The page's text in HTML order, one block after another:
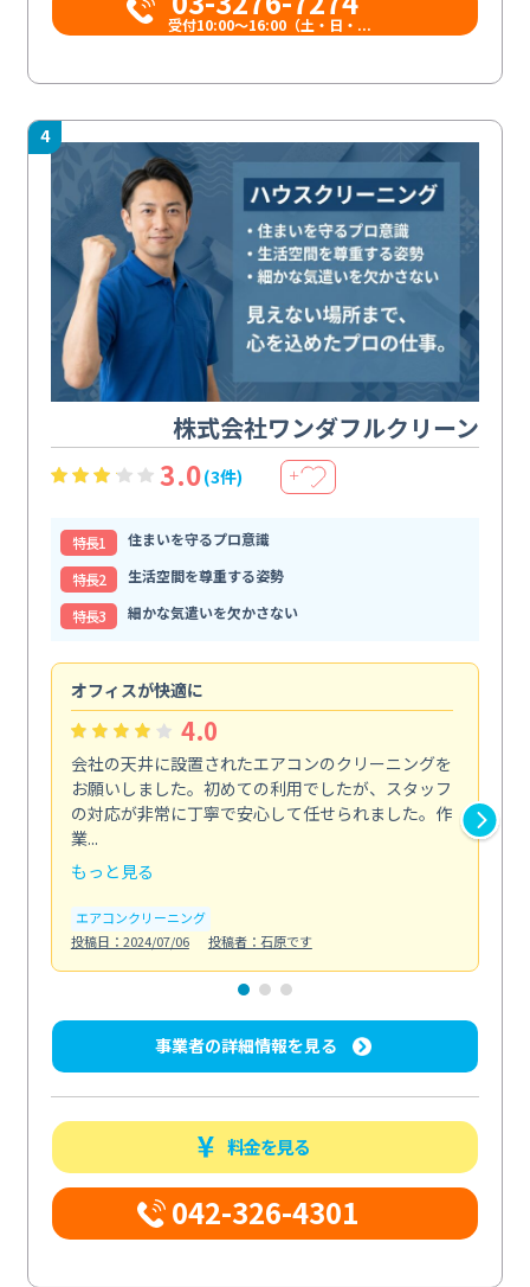
受付10:00〜16:00（土・日・...
4
株式会社ワンダフルクリーン
3.0(3件) ＋
特⻑1
住まいを守るプロ意識
特⻑2
生活空間を尊重する姿勢
特⻑3
細かな気遣いを欠かさない
オフィスが快適に
4.0
会社の天井に設置されたエアコンのクリーニングを
お願いしました。初めての利用でしたが、スタッフ
の対応が非常に丁寧で安心して任せられました。作
業...
もっと見る
エアコンクリーニング
投稿日：2024/07/06
投稿者：石原です
事業者の詳細情報を見る
料金を見る
042-326-4301